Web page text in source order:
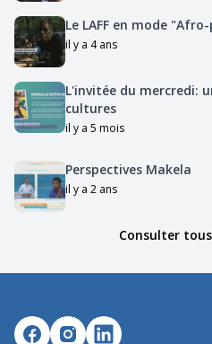
Le LAFF en mode
il y a 4 ans
L'invitée du mercredi:
cultures
il y a 5 mois
Perspectives Makela
il y a 2 ans
Consulter